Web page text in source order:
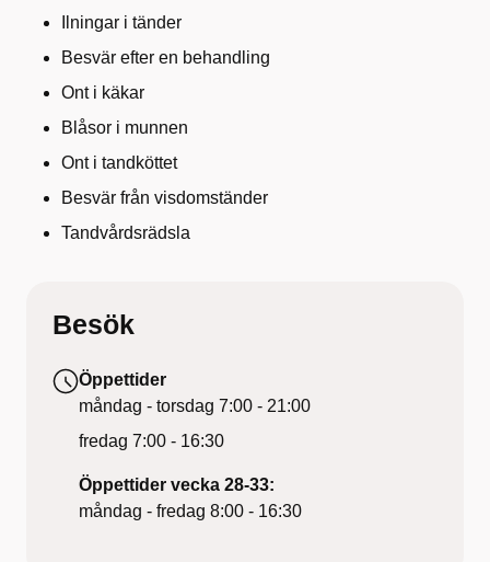
Ilningar i tänder
Besvär efter en behandling
Ont i käkar
Blåsor i munnen
Ont i tandköttet
Besvär från visdomständer
Tandvårdsrädsla
Besök
Öppettider
måndag - torsdag 7:00 - 21:00
fredag 7:00 - 16:30
Öppettider vecka 28-33:
måndag - fredag 8:00 - 16:30